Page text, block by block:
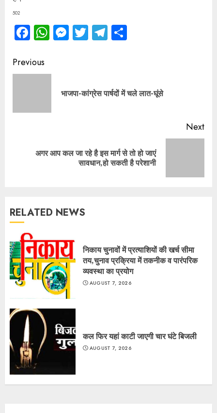
502
Facebook
WhatsApp
Messenger
TwitterTelegram
Continue
Reading
Previous
भाजपा-कांग्रेस पार्षदों में चले लात-घूंसे
Next
अगर आप कल जा रहे है इस मार्ग से तो हो जाएं
सावधान,हो सकती है परेशानी
RELATED NEWS
निकाय चुनावों में प्रत्याशियों की खर्च सीमा
तय,चुनाव प्रक्रिया में तकनीक व पारंपरिक
व्यवस्था का प्रयोग
AUGUST 7, 2026
कल फिर यहां काटी जाएगी चार घंटे बिजली
AUGUST 7, 2026